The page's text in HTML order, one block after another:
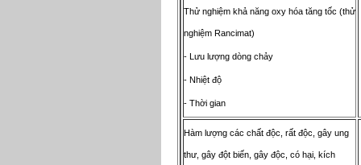
Thử nghiệm khả năng oxy hóa tăng tốc (thử
nghiệm Rancimat)
- Lưu lượng dòng chảy
- Nhiệt độ
- Thời gian
Hàm lượng các chất độc, rất độc, gây ung
thư, gây đột biến, gây độc, có hại, kích